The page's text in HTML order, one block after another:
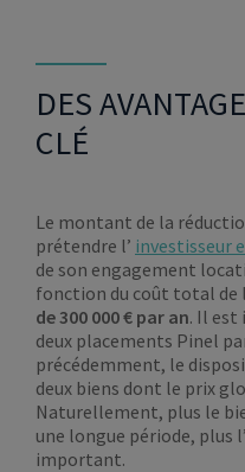
DES
CLÉ
Le montant de la
prétendre l’ investisseur
de son engagement
fonction du coût total de
de 300 000 € par an. Il est
deux placements Pinel
précédemment, le
deux biens dont le prix
Naturellement, plus le
une longue période, plus
important.